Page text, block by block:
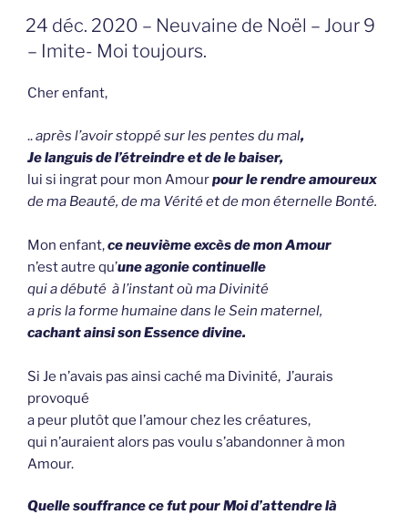
GEPLAATST
OP
24 déc. 2020 – Neuvaine de Noël – Jour 9
– Imite- Moi toujours.
Cher enfant,
..après l’avoir stoppé sur les pentes du mal,
Je languis de l’étreindre et de le baiser,
lui si ingrat pour mon Amourpour le rendre amoureux
de ma Beauté, de ma Vérité et de mon éternelle Bonté.
Mon enfant,ce neuvième excès de mon Amour
n’est autre qu’une agonie continuelle
qui a débuté à l’instant où ma Divinité
a pris la forme humaine dans le Sein maternel,
cachant ainsison Essence divine.
Si Je n’avais pas ainsi caché ma Divinité, J’aurais
provoqué
a peur plutôt que l’amour chez les créatures,
qui n’auraient alors pas voulu s’abandonner à mon
Amour.
Quelle souffrance ce fut pour Moi d’attendre là